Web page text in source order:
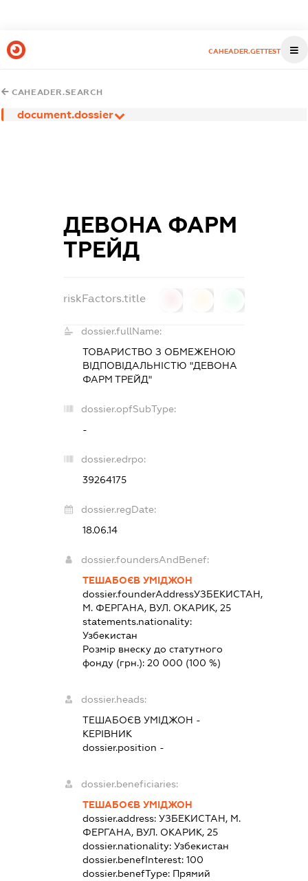
CAHEADER.GETTEST
CAHEADER.SEARCH
document.dossier
ДЕВОНА ФАРМ
ТРЕЙД
riskFactors.title
dossier.fullName:
ТОВАРИСТВО З ОБМЕЖЕНОЮ
ВІДПОВІДАЛЬНІСТЮ "ДЕВОНА
ФАРМ ТРЕЙД"
dossier.opfSubType:
-
dossier.edrpo:
39264175
dossier.regDate:
18.06.14
dossier.foundersAndBenef:
ТЕШАБОЄВ УМІДЖОН
dossier.founderAddressУЗБЕКИСТАН,
М. ФЕРГАНА, ВУЛ. ОКАРИК, 25
statements.nationality:
Узбекистан
Розмір внеску до статутного
фонду (грн.): 20 000 (100 %)
dossier.heads:
ТЕШАБОЄВ УМІДЖОН -
КЕРІВНИК
dossier.position -
dossier.beneficiaries:
ТЕШАБОЄВ УМІДЖОН
dossier.address: УЗБЕКИСТАН, М.
ФЕРГАНА, ВУЛ. ОКАРИК, 25
dossier.nationality: Узбекистан
dossier.benefInterest: 100
dossier.benefType: Прямий